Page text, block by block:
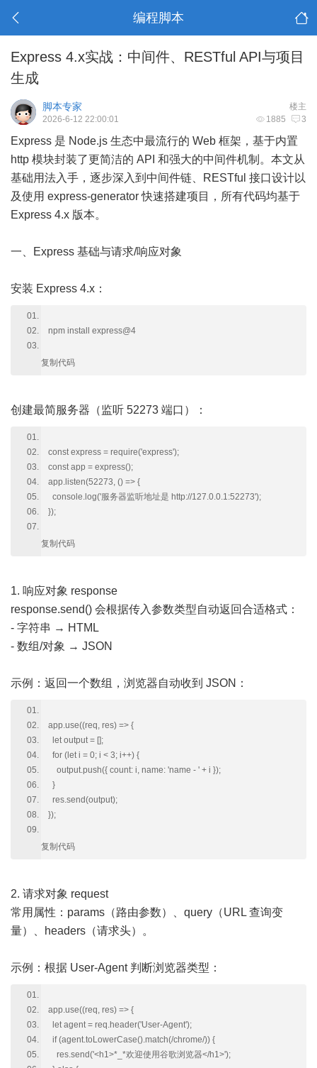
编程脚本
Express 4.x实战：中间件、RESTful API与项目
生成
楼主
脚本专家
1885 3
2026-6-12 22:00:01
Express 是 Node.js 生态中最流行的 Web 框架，基于内置
http 模块封装了更简洁的 API 和强大的中间件机制。本文从
基础用法入手，逐步深入到中间件链、RESTful 接口设计以
及使用 express-generator 快速搭建项目，所有代码均基于
Express 4.x 版本。
一、Express 基础与请求/响应对象
安装 Express 4.x：
npm install express@4
复制代码
创建最简服务器（监听 52273 端口）：
const express = require('express');
const app = express();
app.listen(52273, () => {
console.log('服务器监听地址是 http://127.0.0.1:52273');
});
复制代码
1. 响应对象 response
response.send() 会根据传入参数类型自动返回合适格式：
- 字符串 → HTML
- 数组/对象 → JSON
示例：返回一个数组，浏览器自动收到 JSON：
app.use((req, res) => {
let output = [];
for (let i = 0; i < 3; i++) {
output.push({ count: i, name: 'name - ' + i });
}
res.send(output);
});
复制代码
2. 请求对象 request
常用属性：params（路由参数）、query（URL 查询变
量）、headers（请求头）。
示例：根据 User-Agent 判断浏览器类型：
app.use((req, res) => {
let agent = req.header('User-Agent');
if (agent.toLowerCase().match(/chrome/)) {
res.send('<h1>*_*欢迎使用谷歌浏览器</h1>');